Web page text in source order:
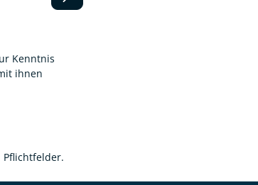
Kenntnis
ihnen
Pflichtfelder.